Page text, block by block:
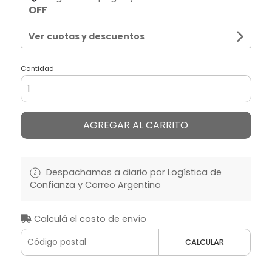
OFF
Ver cuotas y descuentos
Cantidad
AGREGAR AL CARRITO
Despachamos a diario por Logística de
Confianza y Correo Argentino
Calculá el costo de envío
CALCULAR